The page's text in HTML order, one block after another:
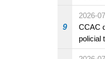
9
2026-
CCAC
policial